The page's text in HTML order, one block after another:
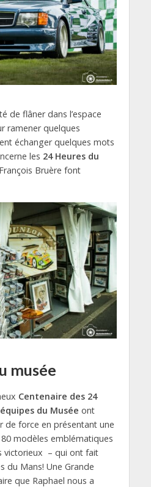
de flâner dans l’espace
ramener quelques
échanger quelques mots
les 24 Heures du
Bruère font
musée
Centenaire des 24
équipes du Musée ont
de force en présentant une
modèles emblématiques
victorieux – qui ont fait
du Mans! Une Grande
que Raphael nous a